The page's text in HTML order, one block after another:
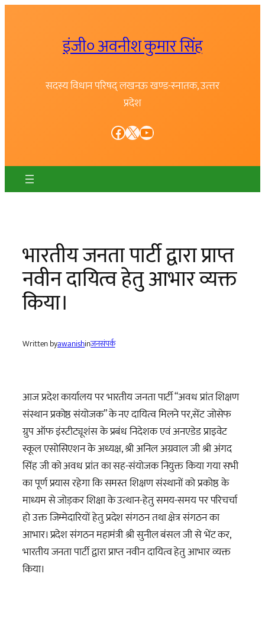
इंजी० अवनीश कुमार सिंह
सदस्य विधान परिषद् लखनऊ खण्ड-स्नातक, उत्त्तर
प्रदेश
Facebook X YouTube
भारतीय जनता पार्टी द्वारा प्राप्त
नवीन दायित्व हेतु आभार व्यक्त
किया।
Written byawanishinजनसंपर्क
आज प्रदेश कार्यालय पर भारतीय जनता पार्टी “अवध प्रांत शिक्षण
संस्थान प्रकोष्ठ संयोजक” के नए दायित्व मिलने पर,सेंट जोसेफ
ग्रुप ऑफ इंस्टीट्यूशंस के प्रबंध निदेशक एवं अनएडेड प्राइवेट
स्कूल एसोसिएशन के अध्यक्ष, श्री अनिल अग्रवाल जी श्री अंगद
सिंह जी को अवध प्रांत का सह-संयोजक नियुक्त किया गया सभी
का पूर्ण प्रयास रहेगा कि समस्त शिक्षण संस्थानों को प्रकोष्ठ के
माध्यम से जोड़कर शिक्षा के उत्थान-हेतु समय-समय पर परिचर्चा
हो उक्त जिम्मेदारियों हेतु प्रदेश संगठन तथा क्षेत्र संगठन का
आभार। प्रदेश संगठन महामंत्री श्री सुनील बंसल जी से भेंट कर,
भारतीय जनता पार्टी द्वारा प्राप्त नवीन दायित्व हेतु आभार व्यक्त
किया।